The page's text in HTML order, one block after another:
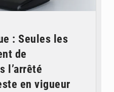
: Seules les
de
l’arrêté
en vigueur